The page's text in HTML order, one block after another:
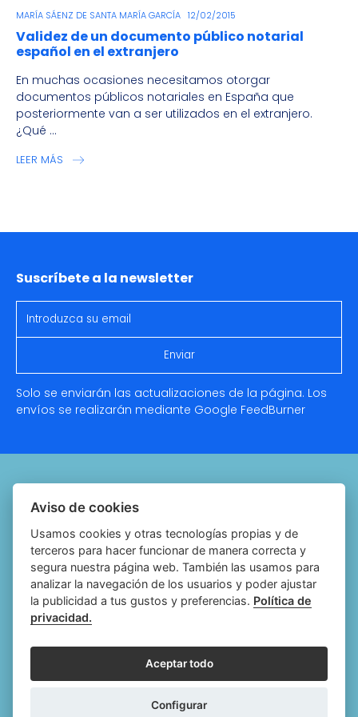
MARÍA SÁENZ DE SANTA MARÍA GARCÍA 12/02/2015
Validez de un documento público notarial
español en el extranjero
En muchas ocasiones necesitamos otorgar
documentos públicos notariales en España que
posteriormente van a ser utilizados en el extranjero.
¿Qué ...
LEER MÁS
Suscríbete a la newsletter
Solo se enviarán las actualizaciones de la página. Los
envíos se realizarán mediante Google FeedBurner
Política de cookies
Política de privacidad
Aviso legal
Configurar cookies
Aviso de cookies
Usamos cookies y otras tecnologías propias y de
terceros para hacer funcionar de manera correcta y
segura nuestra página web. También las usamos para
analizar la navegación de los usuarios y poder ajustar
la publicidad a tus gustos y preferencias. Política de
privacidad.
Aceptar todo
Configurar